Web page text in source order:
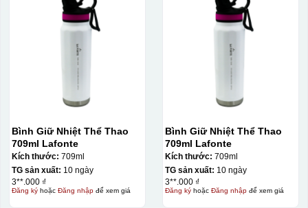
Bình Giữ Nhiệt Thể Thao
709ml Lafonte
Kích thước: 709ml
TG sản xuất: 10 ngày
3**.000 ₫
Đăng kýhoặc Đăng nhậpđể xem giá
Bình Giữ Nhiệt Thể Thao
709ml Lafonte
Kích thước: 709ml
TG sản xuất: 10 ngày
3**.000 ₫
Đăng kýhoặc Đăng nhậpđể xem giá